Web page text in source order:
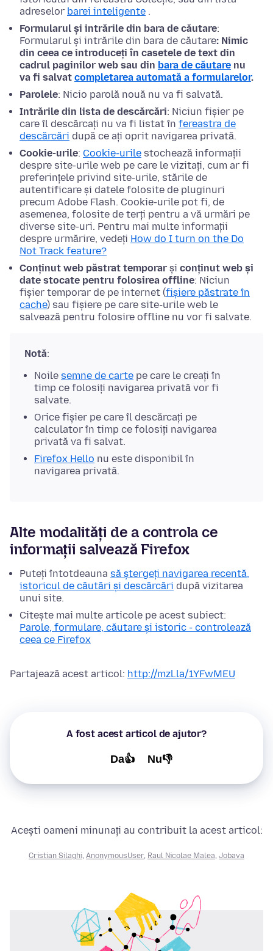
adreselor barei inteligente .
Formularul și intrările din bara de căutare:
Formularul și intrările din bara de căutare: Nimic
din ceea ce introduceți în casetele de text din
cadrul paginilor web sau din bara de căutare nu
va fi salvat completarea automată a formularelor.
Parolele: Nicio parolă nouă nu va fi salvată.
Intrările din lista de descărcări: Niciun fișier pe
care îl descărcați nu va fi listat în fereastra de
descărcări după ce ați oprit navigarea privată.
Cookie-urile: Cookie-urile stochează informații
despre site-urile web pe care le vizitați, cum ar fi
preferințele privind site-urile, stările de
autentificare și datele folosite de pluginuri
precum Adobe Flash. Cookie-urile pot fi, de
asemenea, folosite de terți pentru a vă urmări pe
diverse site-uri. Pentru mai multe informații
despre urmărire, vedeți How do I turn on the Do
Not Track feature?
Conținut web păstrat temporar și conținut web și
date stocate pentru folosirea offline: Niciun
fișier temporar de pe internet (fișiere păstrate în
cache) sau fișiere pe care site-urile web le
salvează pentru folosire offline nu vor fi salvate.
Notă:
Noile semne de carte pe care le creați în
timp ce folosiți navigarea privată vor fi
salvate.
Orice fișier pe care îl descărcați pe
calculator în timp ce folosiți navigarea
privată va fi salvat.
Firefox Hello nu este disponibil în
navigarea privată.
Alte modalități de a controla ce
informații salvează Firefox
Puteți întotdeauna să ștergeți navigarea recentă,
istoricul de căutări și descărcări după vizitarea
unui site.
Citește mai multe articole pe acest subiect:
Parole, formulare, căutare și istoric - controlează
ceea ce Firefox
Partajează acest articol: http://mzl.la/1YFwMEU
A fost acest articol de ajutor?
Da👍 Nu👎
Acești oameni minunați au contribuit la acest articol:
Cristian Silaghi, AnonymousUser, Raul Nicolae Malea, Jobava